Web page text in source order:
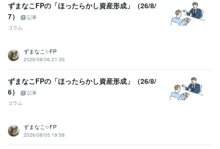
ずまなこFPの「ほったらかし資産形成」（26/8/
7）
記事
コラム
ずまなこ✨FP
2026/08/06 21:30
ずまなこFPの「ほったらかし資産形成」（26/8/
6）
記事
コラム
ずまなこ✨FP
2026/08/05 19:58